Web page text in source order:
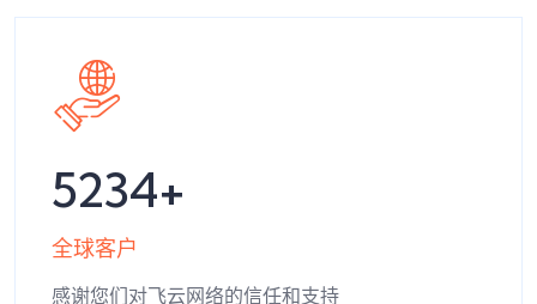
5234
全球客户
感谢您们对飞云网络的信任和支持